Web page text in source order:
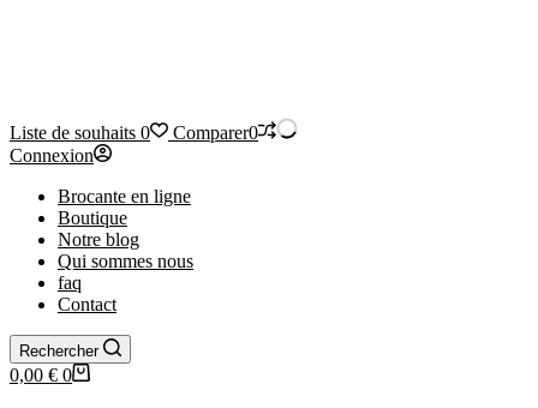
Liste de souhaits 0 Comparer0
Connexion
Brocante en ligne
Boutique
Notre blog
Qui sommes nous
faq
Contact
Rechercher
Panier
0,00 € 0